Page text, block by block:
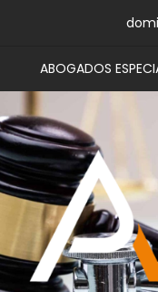
ABOGADOS